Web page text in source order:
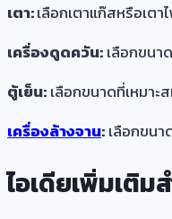
เตา:เลือกเตาแก๊สหรือเต
เครื่องดูดควัน:เลือกขนา
ตู้เย็น:เลือกขนาดที่เหมา
เครื่องล้างจาน:เลือกขนา
ไอเดียเพิ่มเติม